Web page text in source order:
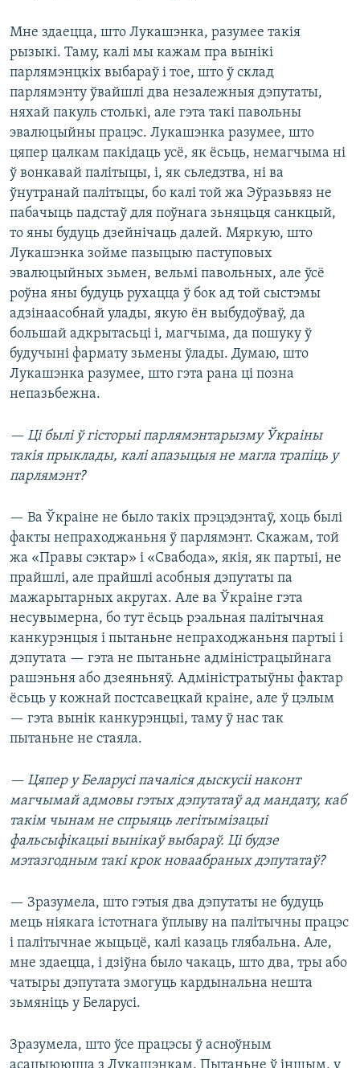
Мне здаецца, што Лукашэнка, разумее такія
рызыкі. Таму, калі мы кажам пра вынікі
парлямэнцкіх выбараў і тое, што ў склад
парлямэнту ўвайшлі два незалежныя дэпутаты,
няхай пакуль столькі, але гэта такі павольны
эвалюцыйны працэс. Лукашэнка разумее, што
цяпер цалкам пакідаць усё, як ёсьць, немагчыма ні
ў вонкавай палітыцы, і, як сьледзтва, ні ва
ўнутранай палітыцы, бо калі той жа Эўразьвяз не
пабачыць падстаў для поўнага зьняцьця санкцый,
то яны будуць дзейнічаць далей. Мяркую, што
Лукашэнка зойме пазыцыю паступовых
эвалюцыйных зьмен, вельмі павольных, але ўсё
роўна яны будуць рухацца ў бок ад той сыстэмы
адзінаасобнай улады, якую ён выбудоўваў, да
большай адкрытасьці і, магчыма, да пошуку ў
будучыні фармату зьмены ўлады. Думаю, што
Лукашэнка разумее, што гэта рана ці позна
непазьбежна.
— Ці былі ў гісторыі парлямэнтарызму Ўкраіны
такія прыклады, калі апазыцыя не магла трапіць у
парлямэнт?
— Ва Ўкраіне не было такіх прэцэдэнтаў, хоць былі
факты непраходжаньня ў парлямэнт. Скажам, той
жа «Правы сэктар» і «Свабода», якія, як партыі, не
прайшлі, але прайшлі асобныя дэпутаты па
мажарытарных акругах. Але ва Ўкраіне гэта
несувымерна, бо тут ёсьць рэальная палітычная
канкурэнцыя і пытаньне непраходжаньня партыі і
дэпутата — гэта не пытаньне адміністрацыйнага
рашэньня або дзеяньняў. Адміністратыўны фактар
ёсьць у кожнай постсавецкай краіне, але ў цэлым
— гэта вынік канкурэнцыі, таму ў нас так
пытаньне не стаяла.
— Цяпер у Беларусі пачаліся дыскусіі наконт
магчымай адмовы гэтых дэпутатаў ад мандату, каб
такім чынам не спрыяць легітымізацыі
фальсыфікацыі вынікаў выбараў. Ці будзе
мэтазгодным такі крок новаабраных дэпутатаў?
— Зразумела, што гэтыя два дэпутаты не будуць
мець ніякага істотнага ўплыву на палітычны працэс
і палітычнае жыцьцё, калі казаць глябальна. Але,
мне здаецца, і дзіўна было чакаць, што два, тры або
чатыры дэпутата змогуць кардынальна нешта
зьмяніць у Беларусі.
Зразумела, што ўсе працэсы ў асноўным